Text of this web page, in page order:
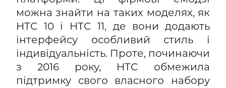
можна знайти на таких моделях, як
HTC 10 і HTC 11, де вони додають
інтерфейсу особливий стиль і
індивідуальність. Проте, починаючи
з 2016 року, HTC обмежила
підтримку свого власного набору